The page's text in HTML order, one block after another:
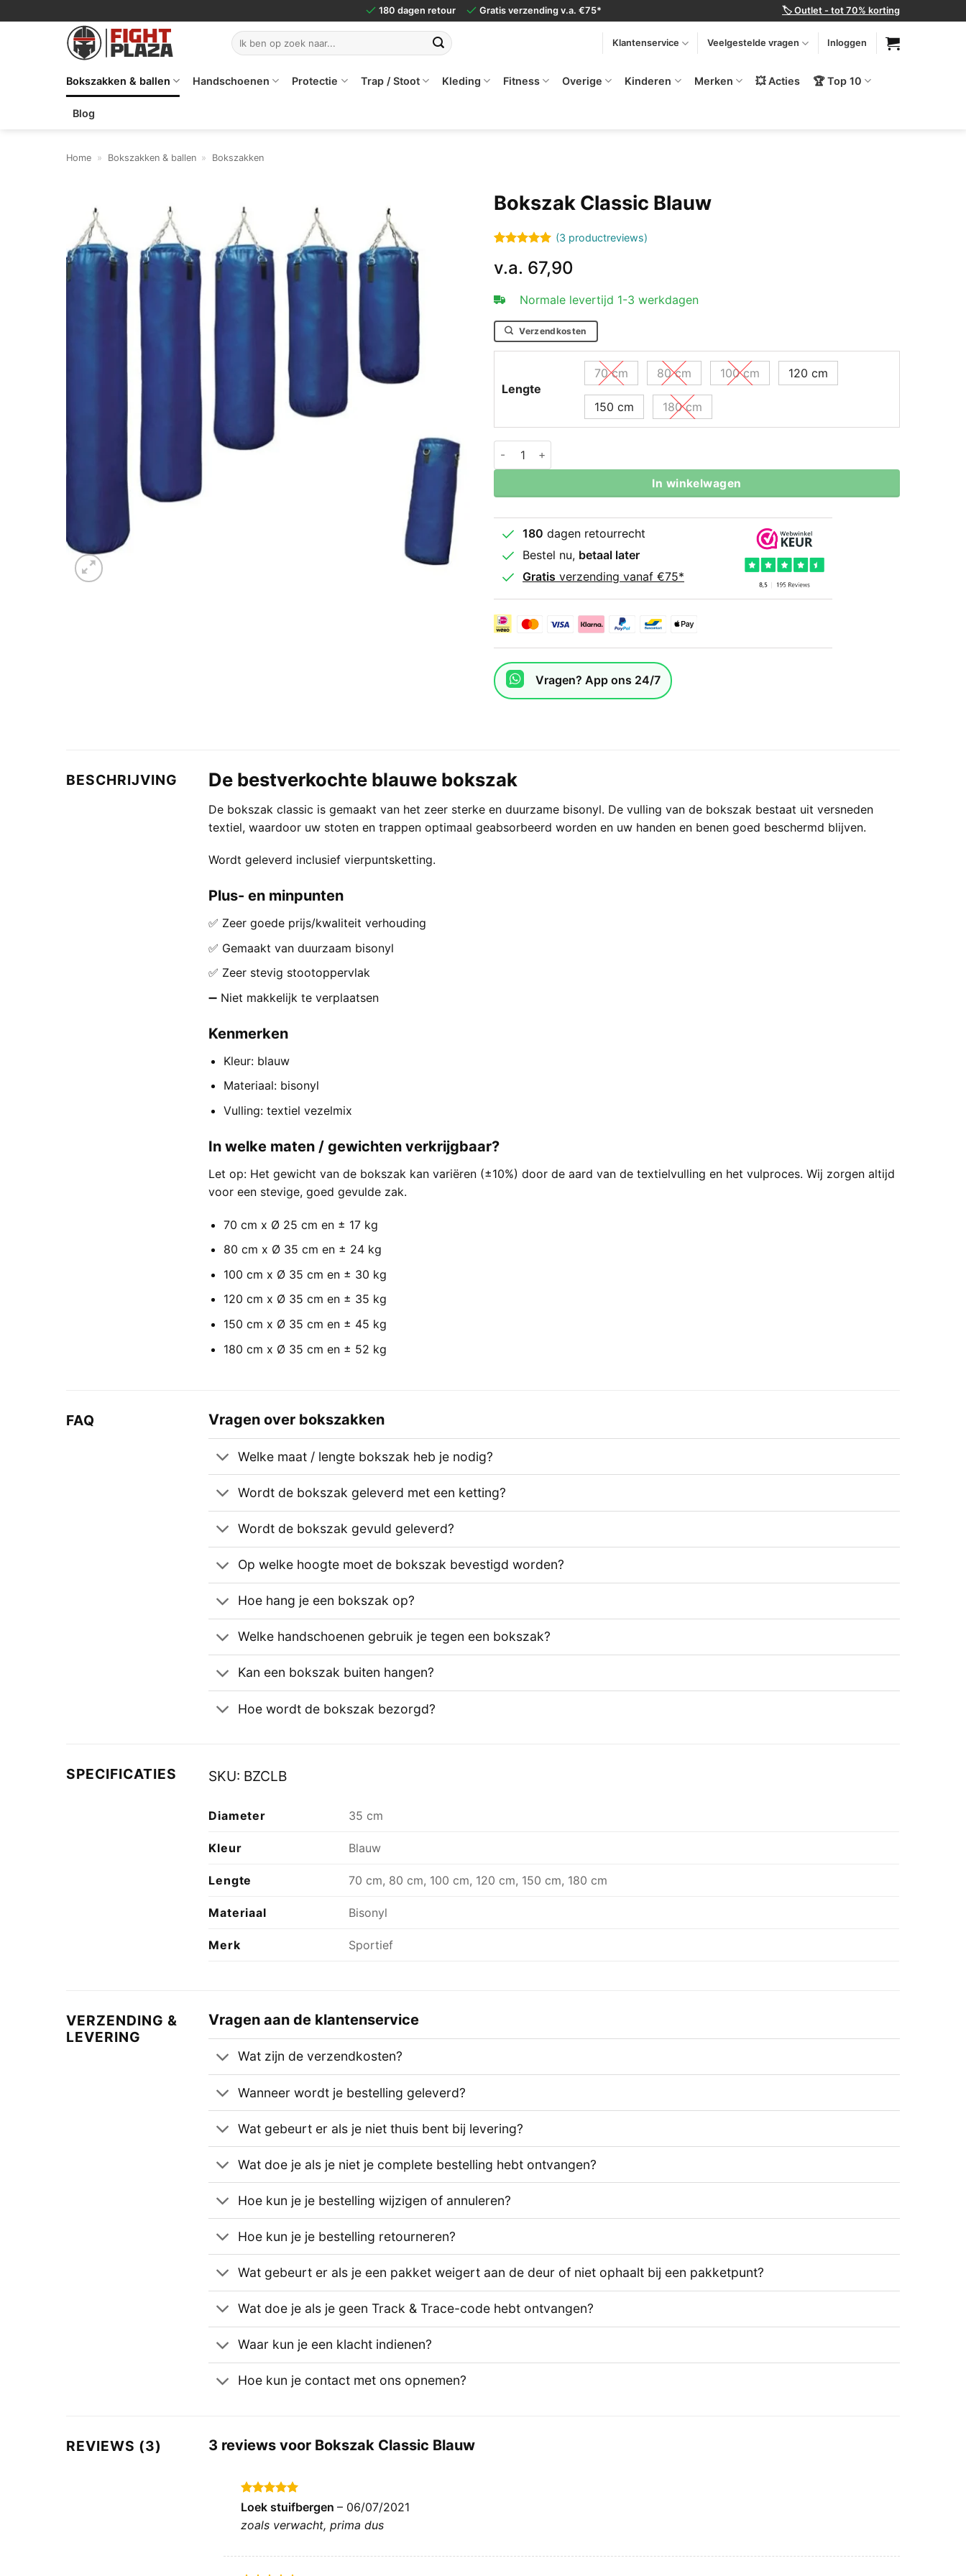
naar
180 dagen retour Gratis verzending v.a. €75* 🏷️ Outlet - tot 70% korting
Zoeken
naar:
Klantenservice Veelgestelde vragen Inloggen
Bokszakken & ballen Handschoenen Protectie Trap / Stoot Kleding Fitness Overige Kinderen Merken 💥 Acties 🏆 Top 10
Blog
Home » Bokszakken & ballen » Bokszakken
Bokszak Classic Blauw
5op 5
gebaseerd
waarderingen
(3 productreviews)
v.a. 67,90
Normale levertijd 1-3 werkdagen
Verzendkosten
Lengte
70 cm 80 cm 100 cm 120 cm
150 cm 180 cm
Bokszak Classic Blauw aantal
In winkelwagen
180 dagen retourrecht
Bestel nu, betaal later
Gratis verzending vanaf €75*
Vragen? App ons 24/7
BESCHRIJVING De bestverkochte blauwe bokszak
De bokszak classic is gemaakt van het zeer sterke en duurzame bisonyl. De vulling van de bokszak bestaat uit versneden
textiel, waardoor uw stoten en trappen optimaal geabsorbeerd worden en uw handen en benen goed beschermd blijven.
Wordt geleverd inclusief vierpuntsketting.
Plus- en minpunten
✅ Zeer goede prijs/kwaliteit verhouding
✅ Gemaakt van duurzaam bisonyl
✅ Zeer stevig stootoppervlak
➖ Niet makkelijk te verplaatsen
Kenmerken
Kleur: blauw
Materiaal: bisonyl
Vulling: textiel vezelmix
In welke maten / gewichten verkrijgbaar?
Let op: Het gewicht van de bokszak kan variëren (±10%) door de aard van de textielvulling en het vulproces. Wij zorgen altijd
voor een stevige, goed gevulde zak.
70 cm x Ø 25 cm en ± 17 kg
80 cm x Ø 35 cm en ± 24 kg
100 cm x Ø 35 cm en ± 30 kg
120 cm x Ø 35 cm en ± 35 kg
150 cm x Ø 35 cm en ± 45 kg
180 cm x Ø 35 cm en ± 52 kg
FAQ Vragen over bokszakken
Welke maat / lengte bokszak heb je nodig?
Wordt de bokszak geleverd met een ketting?
Wordt de bokszak gevuld geleverd?
Op welke hoogte moet de bokszak bevestigd worden?
Hoe hang je een bokszak op?
Welke handschoenen gebruik je tegen een bokszak?
Kan een bokszak buiten hangen?
Hoe wordt de bokszak bezorgd?
SPECIFICATIES SKU: BZCLB
Diameter 35 cm
Kleur Blauw
Lengte 70 cm, 80 cm, 100 cm, 120 cm, 150 cm, 180 cm
Materiaal Bisonyl
Merk Sportief
VERZENDING &
LEVERING
Vragen aan de klantenservice
Wat zijn de verzendkosten?
Wanneer wordt je bestelling geleverd?
Wat gebeurt er als je niet thuis bent bij levering?
Wat doe je als je niet je complete bestelling hebt ontvangen?
Hoe kun je je bestelling wijzigen of annuleren?
Hoe kun je je bestelling retourneren?
Wat gebeurt er als je een pakket weigert aan de deur of niet ophaalt bij een pakketpunt?
Wat doe je als je geen Track & Trace-code hebt ontvangen?
Waar kun je een klacht indienen?
Hoe kun je contact met ons opnemen?
REVIEWS (3) 3 reviews voor Bokszak Classic Blauw
Gewaardeerd
uit 5
Loek stuifbergen– 06/07/2021
zoals verwacht, prima dus